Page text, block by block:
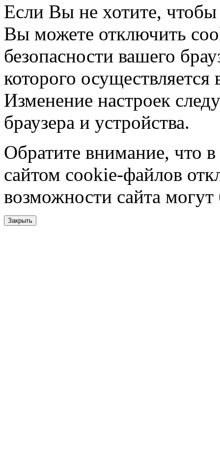
Если Вы не хотите,
Вы можете отключить
безопасности вашего
которого
Изменение настроек
браузера и устройства.
Обратите внимание, что в
сайтом cookie-файлов
возможности сайта
Закрыть